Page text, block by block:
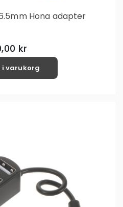
Hona adapter
kr
i varukorg